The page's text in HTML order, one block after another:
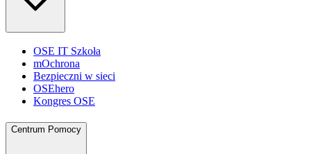
OSE IT Szkoła
mOchrona
Bezpieczni w sieci
OSEhero
Kongres OSE
Centrum Pomocy